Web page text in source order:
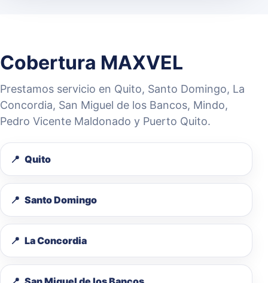
Cobertura MAXVEL
Prestamos servicio en Quito, Santo Domingo, La
Concordia, San Miguel de los Bancos, Mindo,
Pedro Vicente Maldonado y Puerto Quito.
Quito
Santo Domingo
La Concordia